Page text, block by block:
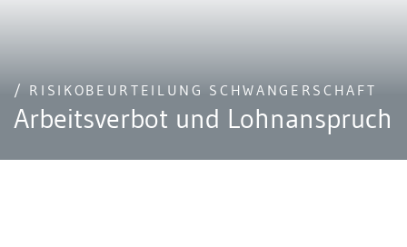
/ RISIKOBEURTEILUNG SCHWANGERSCHAFT
Arbeitsverbot und Lohnanspruch